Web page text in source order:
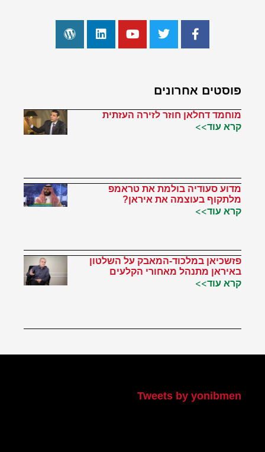
פוסטים אחרונים
מוחמד דחלאן חוזר לזירה העזתית
קרא עוד>>
מדוע סעודיה בולמת את טראמפ
מלתקוף בעוצמה את איראן?
קרא עוד>>
פזשכיאן במלכוד-המאבק על השלטון
באיראן מתנהל מאחורי הקלעים
קרא עוד>>
Tweets by yonibmen